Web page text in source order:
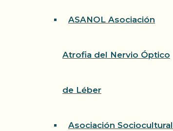
ASANOL Asociación
Atrofia del Nervio Óptico
de Léber
Asociación Sociocultural